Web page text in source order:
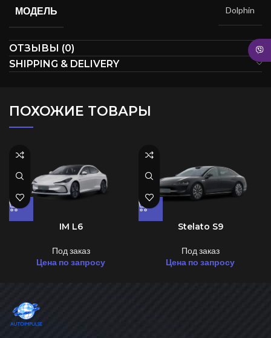
МОДЕЛЬ Dolphin
ОТЗЫВЫ (0)
SHIPPING & DELIVERY
ПОХОЖИЕ ТОВАРЫ
IM L6
Под заказ
Цена по запросу
Stelato S9
Под заказ
Цена по запросу